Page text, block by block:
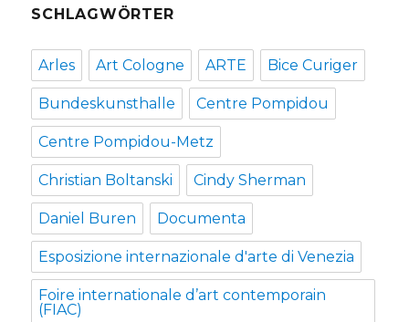
SCHLAGWÖRTER
Arles Art Cologne ARTE Bice Curiger
Bundeskunsthalle Centre Pompidou
Centre Pompidou-Metz
Christian Boltanski Cindy Sherman
Daniel Buren Documenta
Esposizione internazionale d'arte di Venezia
Foire internationale d’art contemporain
(FIAC)